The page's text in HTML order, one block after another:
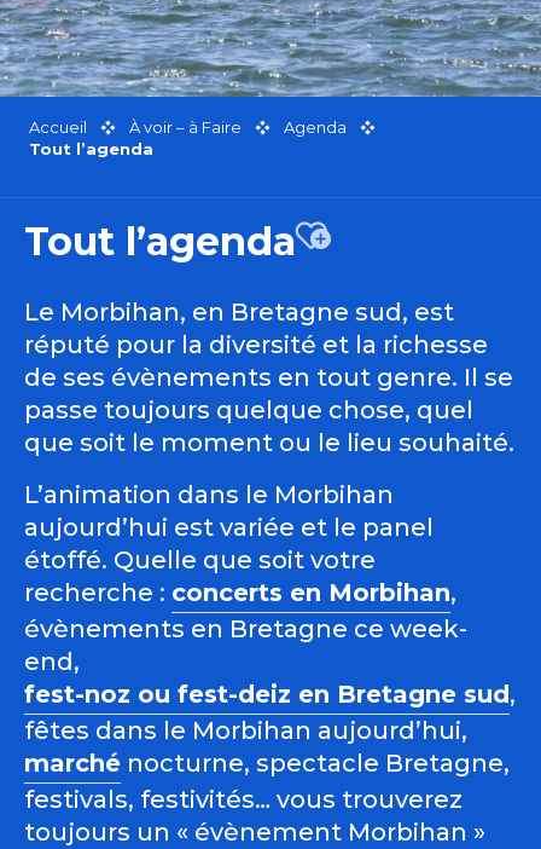
Accueil À voir – à Faire
Agenda
Tout l’agenda
Tout l’agendaAjouter aux
Le Morbihan, en Bretagne sud, est
réputé pour la diversité et la richesse
de ses évènements en tout genre. Il se
passe toujours quelque chose, quel
que soit le moment ou le lieu souhaité.
L’animation dans le Morbihan
aujourd’hui est variée et le panel
étoffé. Quelle que soit votre
recherche : concerts en Morbihan,
évènements en Bretagne ce week-
end,
fest-noz ou fest-deiz en Bretagne sud,
fêtes dans le Morbihan aujourd’hui,
marché nocturne, spectacle Bretagne,
festivals, festivités… vous trouverez
toujours un « évènement Morbihan »